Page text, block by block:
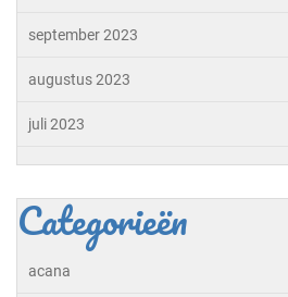
september 2023
augustus 2023
juli 2023
Categorieën
acana